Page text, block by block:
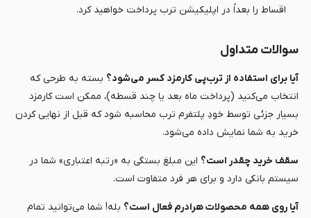
اقساط را بعداً در اپلیکیشن ترب پرداخت خواهید کرد.
سوالات متداول
آیا برای استفاده از ترب‌پی کارمزد کسر می‌شود؟ بسته به طرحی که
انتخاب می‌کنید (پرداخت ماه بعد یا چند قسطه)، ممکن است کارمزد
بسیار جزئی توسط خودِ پلتفرم ترب محاسبه شود که قبل از نهایی کردن
خرید به شما نمایش داده می‌شود.
سقف خرید چقدر است؟ این مبلغ بستگی به «رتبه اعتباری» شما در
سیستم بانکی دارد و برای هر فرد متفاوت است.
آیا روی همه محصولات هرادرم فعال است؟ بله! شما می‌توانید تمام